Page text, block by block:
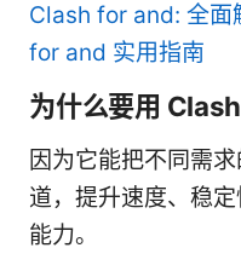
Clash for and: 全面
for and 实用指南
为什么要用
因为它能把不同需
道，提升速度、稳
能力。